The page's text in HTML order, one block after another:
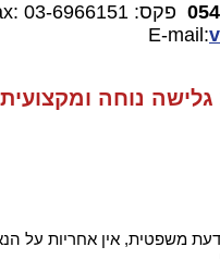
פקס: 03-6966151
נוחה
משפטית, אין אחריות על